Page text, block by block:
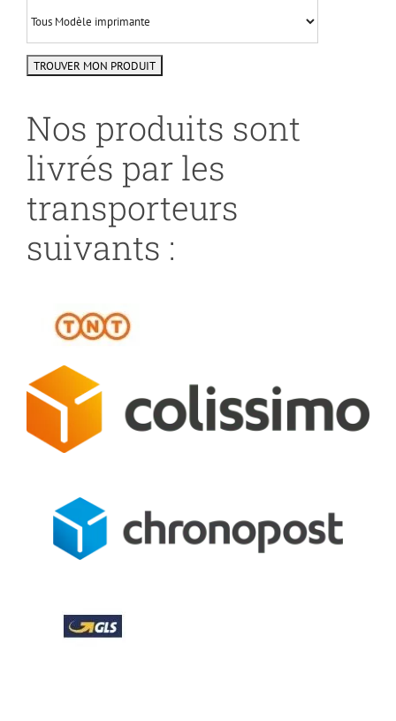
Nos produits sont
livrés par les
transporteurs
suivants :